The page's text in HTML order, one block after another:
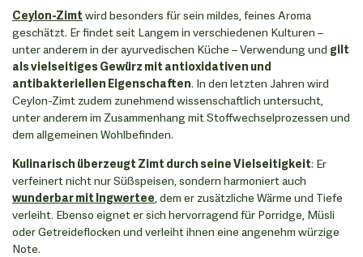
Ceylon-Zimtwird besonders für sein mildes, feines Aroma
geschätzt. Er findet seit Langem in verschiedenen Kulturen –
unter anderem in der ayurvedischen Küche – Verwendung und gilt
als vielseitiges Gewürz mit antioxidativen und
antibakteriellen Eigenschaften. In den letzten Jahren wird
Ceylon-Zimt zudem zunehmend wissenschaftlich untersucht,
unter anderem im Zusammenhang mit Stoffwechselprozessen und
dem allgemeinen Wohlbefinden.
Kulinarisch überzeugt Zimt durch seine Vielseitigkeit: Er
verfeinert nicht nur Süßspeisen, sondern harmoniert auch
wunderbar mit Ingwertee , dem er zusätzliche Wärme und Tiefe
verleiht. Ebenso eignet er sich hervorragend für Porridge, Müsli
oder Getreideflocken und verleiht ihnen eine angenehm würzige
Note.